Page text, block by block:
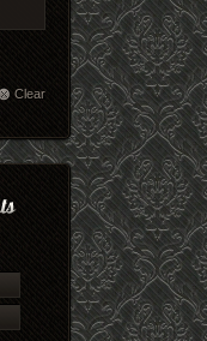
Clear